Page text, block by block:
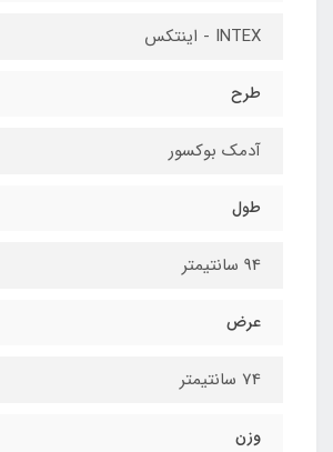
INTEX - اینتکس
طرح
آدمک بوکسور
طول
94 سانتیمتر
عرض
74 سانتیمتر
وزن